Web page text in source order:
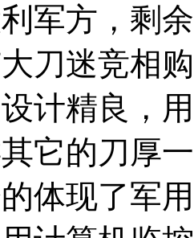
军方，剩
刀迷竞相
计精良，
它的刀厚
体现了军